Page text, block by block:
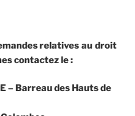
relatives au droit
contactez le :
– Barreau des Hauts de